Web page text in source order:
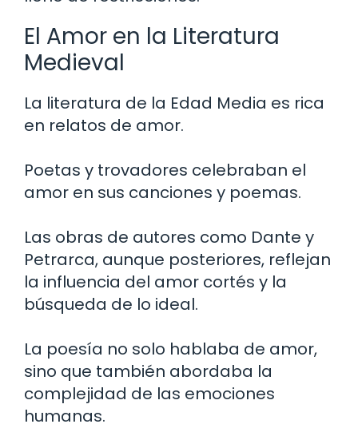
El Amor en la Literatura
Medieval
La literatura de la Edad Media es rica
en relatos de amor.
Poetas y trovadores celebraban el
amor en sus canciones y poemas.
Las obras de autores como Dante y
Petrarca, aunque posteriores, reflejan
la influencia del amor cortés y la
búsqueda de lo ideal.
La poesía no solo hablaba de amor,
sino que también abordaba la
complejidad de las emociones
humanas.